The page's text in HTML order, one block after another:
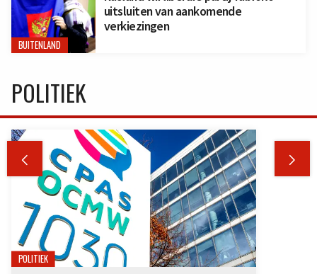
BUITENLAND
uitsluiten van aankomende
verkiezingen
POLITIEK
 
POLITIEK